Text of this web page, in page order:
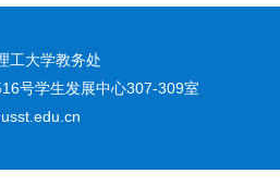
工大学教务处
号学生发展中心307-309室